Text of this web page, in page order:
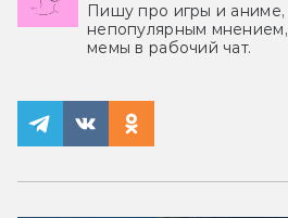
Пишу про игры и
непопулярным
мемы в рабочий чат.